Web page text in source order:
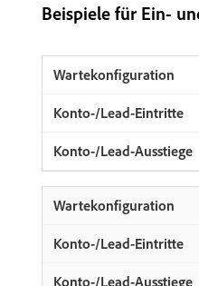
Beispiele für Ein-